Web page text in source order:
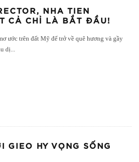
NHA TIEN
CẢ CHỈ LÀ BẮT ĐẦU!
ước trên đất Mỹ để trở về quê hương và gầy
dị
GIEO HY VỌNG SỐNG